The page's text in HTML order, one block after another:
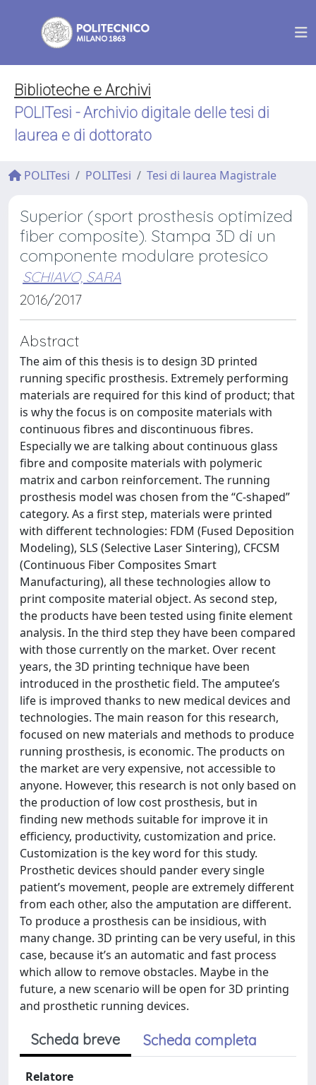
Biblioteche e Archivi
POLITesi - Archivio digitale delle tesi di
laurea e di dottorato
POLITesi POLITesi Tesi di laurea Magistrale
Superior (sport prosthesis optimized
fiber composite). Stampa 3D di un
componente modulare protesico
SCHIAVO, SARA
2016/2017
Abstract
The aim of this thesis is to design 3D printed
running specific prosthesis. Extremely performing
materials are required for this kind of product; that
is why the focus is on composite materials with
continuous fibres and discontinuous fibres.
Especially we are talking about continuous glass
fibre and composite materials with polymeric
matrix and carbon reinforcement. The running
prosthesis model was chosen from the “C-shaped”
category. As a first step, materials were printed
with different technologies: FDM (Fused Deposition
Modeling), SLS (Selective Laser Sintering), CFCSM
(Continuous Fiber Composites Smart
Manufacturing), all these technologies allow to
print composite material object. As second step,
the products have been tested using finite element
analysis. In the third step they have been compared
with those currently on the market. Over recent
years, the 3D printing technique have been
introduced in the prosthetic field. The amputee’s
life is improved thanks to new medical devices and
technologies. The main reason for this research,
focused on new materials and methods to produce
running prosthesis, is economic. The products on
the market are very expensive, not accessible to
anyone. However, this research is not only based on
the production of low cost prosthesis, but in
finding new methods suitable for improve it in
efficiency, productivity, customization and price.
Customization is the key word for this study.
Prosthetic devices should pander every single
patient’s movement, people are extremely different
from each other, also the amputation are different.
To produce a prosthesis can be insidious, with
many change. 3D printing can be very useful, in this
case, because it’s an automatic and fast process
which allow to remove obstacles. Maybe in the
future, a new scenario will be open for 3D printing
and prosthetic running devices.
Scheda breve Scheda completa
Relatore